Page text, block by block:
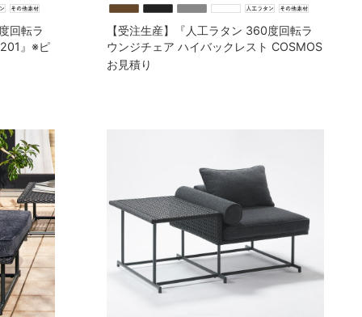
回転ラ
』※ピ
【受注生産】『人工ラタン 360度回転ラ
ウンジチェア ハイバックレスト COSMOS
BLM-2202』※ピロークッション付
お見積り